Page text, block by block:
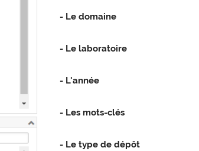
- Le domaine
- Le laboratoire
- L'année
- Les mots-clés
- Le type de dépôt